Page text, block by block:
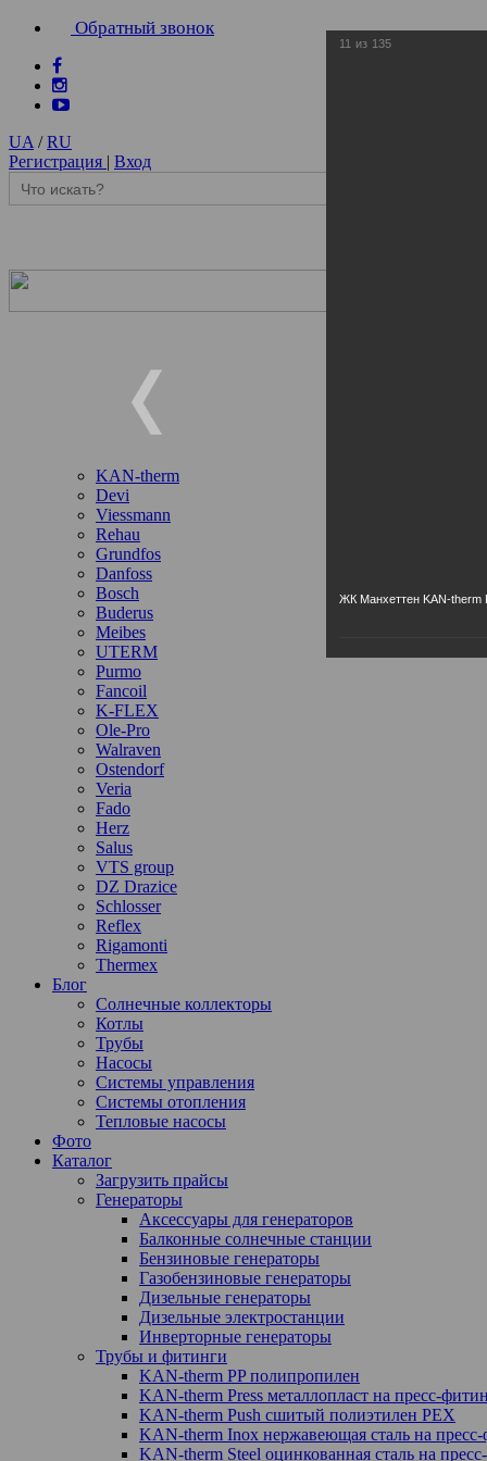
Обратный звонок
UA /RU
Регистрация | Вход
KAN-therm
Devi
Viessmann
Rehau
Grundfos
Danfoss
Bosch
Buderus
Meibes
UTERM
Purmo
Fancoil
K-FLEX
Ole-Pro
Walraven
Ostendorf
Veria
Fado
Herz
Salus
VTS group
DZ Drazice
Schlosser
Reflex
Rigamonti
Thermex
Блог
Солнечные коллекторы
Котлы
Трубы
Насосы
Системы управления
Системы отопления
Тепловые насосы
Фото
Каталог
Загрузить прайсы
Генераторы
Аксессуары для генераторов
Балконные солнечные станции
Бензиновые генераторы
Газобензиновые генераторы
Дизельные генераторы
Дизельные электростанции
Инверторные генераторы
Трубы и фитинги
KAN-therm PP полипропилен
KAN-therm Рress металлопласт на пресс-
KAN-therm Push сшитый полиэтилен PEX
KAN-therm Inox нержавеющая сталь на
KAN-therm Steel оцинкованная сталь на
11 из 135
ЖК Манхеттен KAN-therm